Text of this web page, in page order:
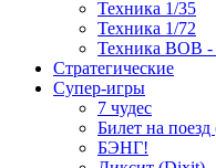
Техника 1/35
Техника 1/72
Техника ВОВ -
Стратегические
Супер-игры
7 чудес
Билет на
БЭНГ!